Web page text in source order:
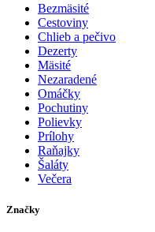
Bezmäsité
Cestoviny
Chlieb a pečivo
Dezerty
Mäsité
Nezaradené
Omáčky
Pochutiny
Polievky
Prílohy
Raňajky
Šaláty
Večera
Značky